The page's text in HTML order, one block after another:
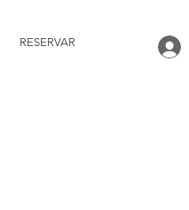
RESERVAR